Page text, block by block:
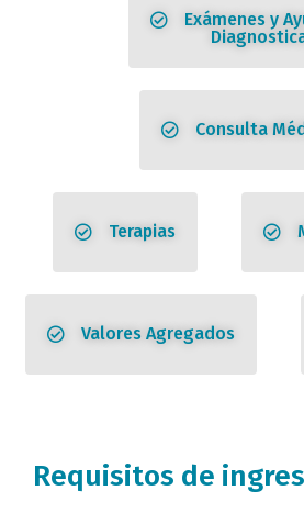
Exámenes y
Consulta
Terapias
Valores Agregados
Requisitos de